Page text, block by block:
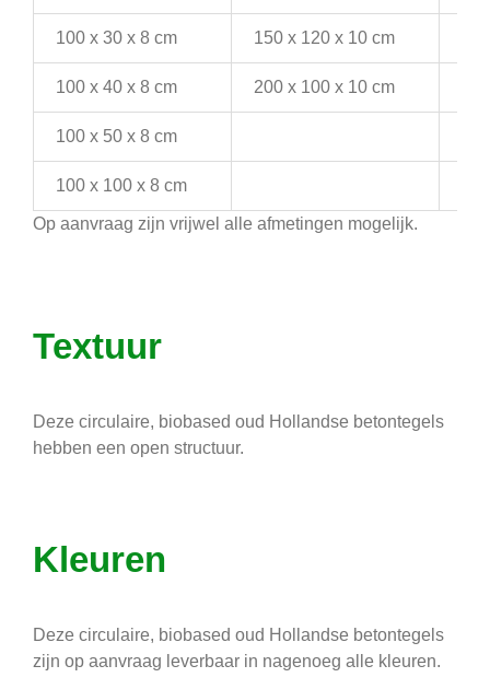
100 x 30 x 8 cm 150 x 120 x 10 cm
100 x 40 x 8 cm 200 x 100 x 10 cm
100 x 50 x 8 cm
100 x 100 x 8 cm
Op aanvraag zijn vrijwel alle afmetingen mogelijk.
Textuur
Deze circulaire, biobased oud Hollandse betontegels
hebben een open structuur.
Kleuren
Deze circulaire, biobased oud Hollandse betontegels
zijn op aanvraag leverbaar in nagenoeg alle kleuren.